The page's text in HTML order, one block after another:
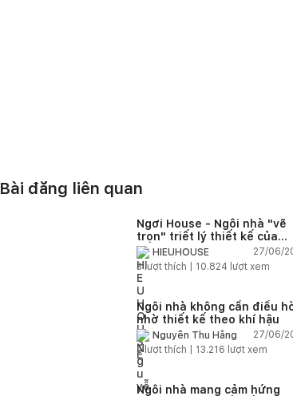
Bài đăng liên quan
Ngơi House - Ngôi nhà "vẽ
trọn" triết lý thiết kế của
HIEUHOUSE
HIEUHOUSE
27/06/
3lượt thích | 10.824 lượt xem
Ngôi nhà không cần điều
nhờ thiết kế theo khí hậu
Nguyễn Thu Hằng
27/06/
2lượt thích | 13.216 lượt xem
Ngôi nhà mang cảm hứng